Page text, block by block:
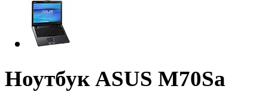
Ноутбук ASUS M70Sa